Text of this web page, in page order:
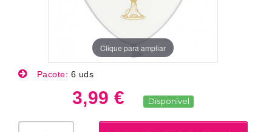
Clique para ampliar
Pacote: 6 uds
3,99 € Disponível